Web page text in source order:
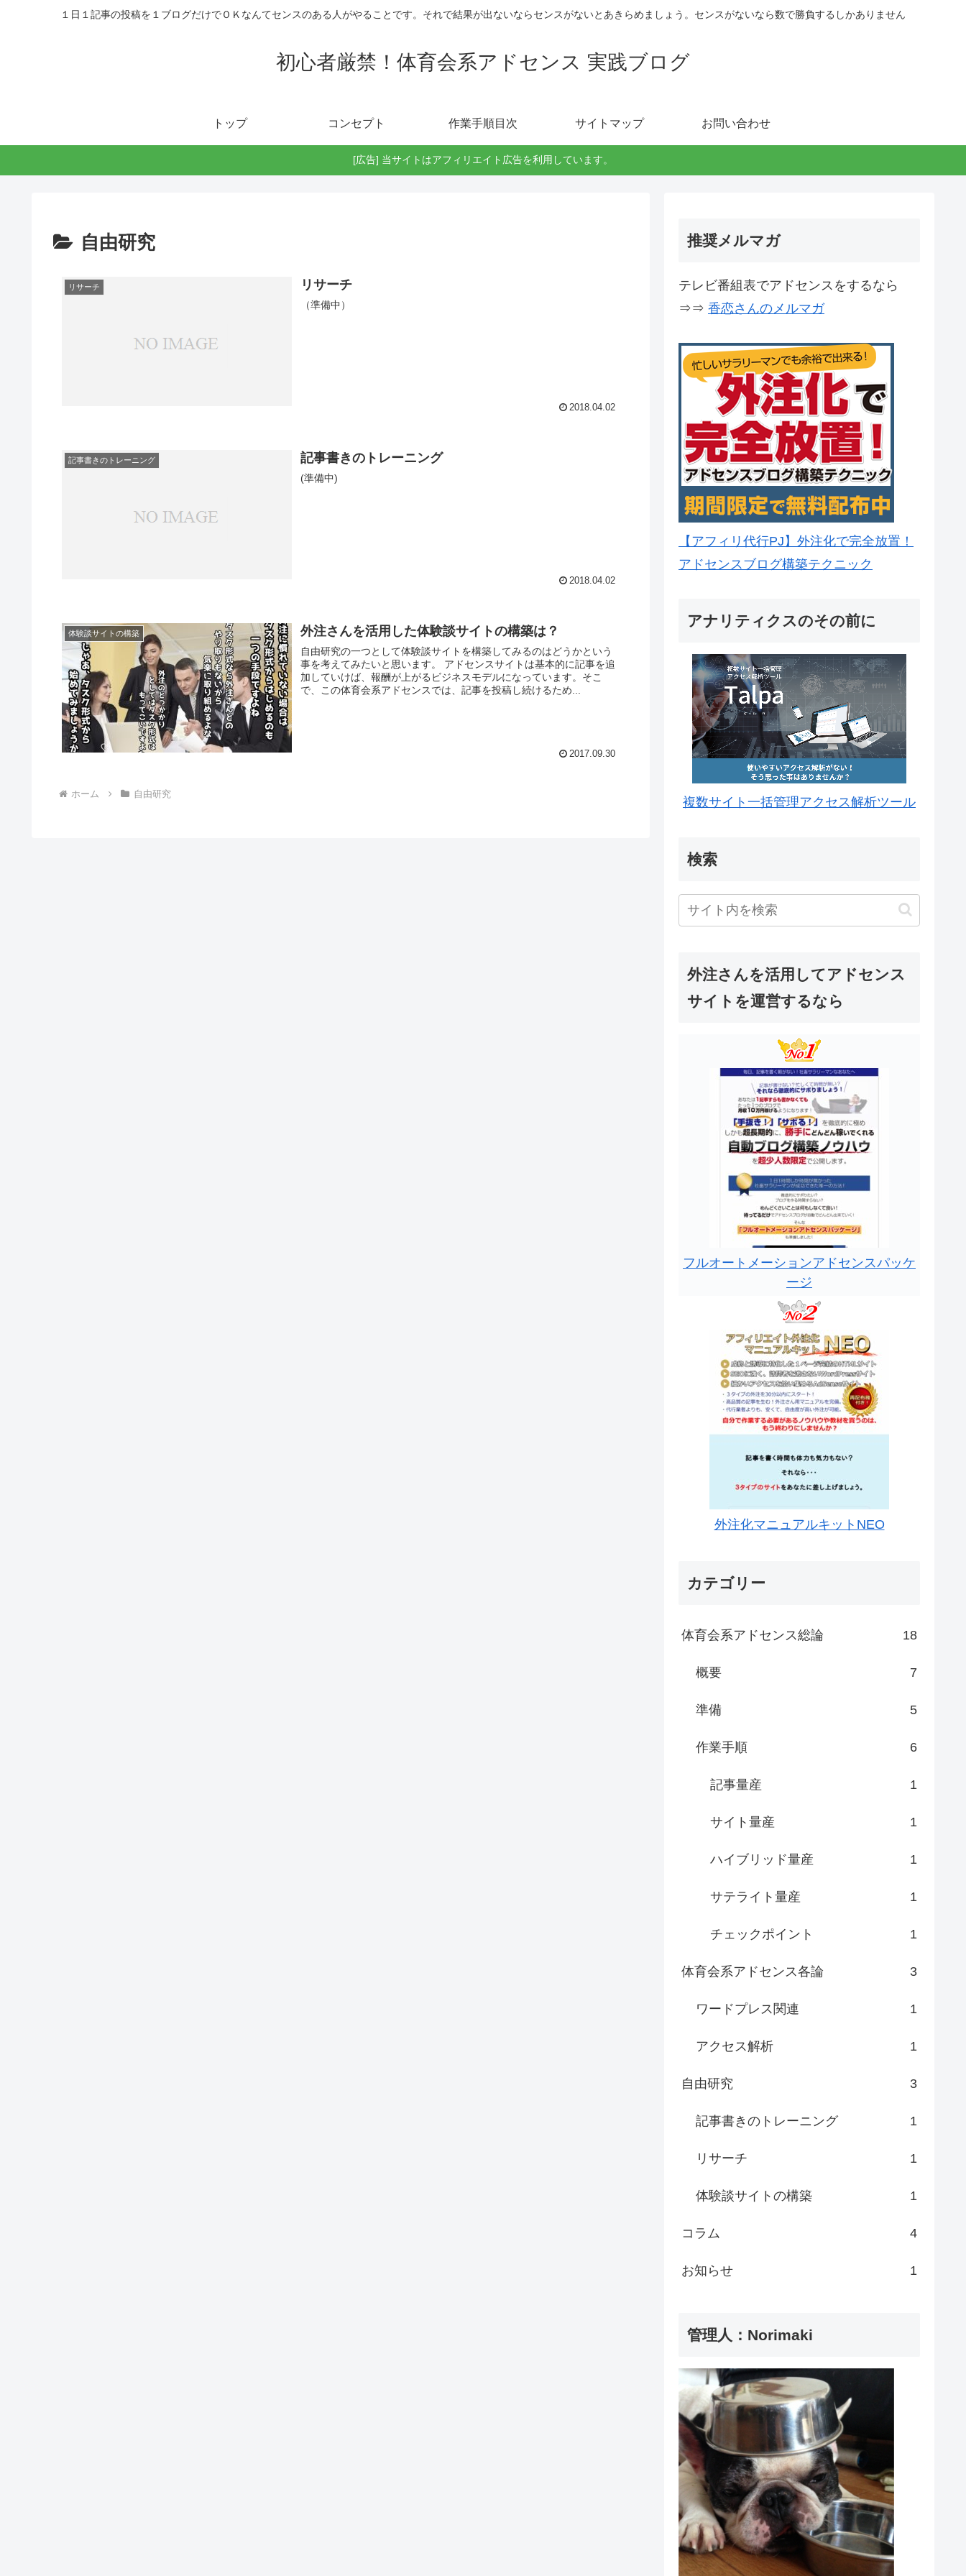
１日１記事の投稿を１ブログだけでＯＫなんてセンスのある人がやることです。それで結果が出ないならセンスがないとあきらめましょう。センスがないなら数で勝負するしかありません
初心者厳禁！体育会系アドセンス 実践ブログ
トップ コンセプト 作業手順目次 サイトマップ お問い合わせ
[広告] 当サイトはアフィリエイト広告を利用しています。
自由研究
リサーチ リサーチ
（準備中）
2018.04.02
記事書きのトレーニング 記事書きのトレーニング
(準備中)
2018.04.02
体験談サイトの構築 外注さんを活用した体験談サイトの構築は？
自由研究の一つとして体験談サイトを構築してみるのはどうかという
事を考えてみたいと思います。 アドセンスサイトは基本的に記事を追
加していけば、報酬が上がるビジネスモデルになっています。そこ
で、この体育会系アドセンスでは、記事を投稿し続けるため...
2017.09.30
ホーム 自由研究
推奨メルマガ
テレビ番組表でアドセンスをするなら
⇒⇒ 香恋さんのメルマガ
【アフィリ代行PJ】外注化で完全放置！
アドセンスブログ構築テクニック
アナリティクスのその前に
複数サイト一括管理アクセス解析ツール
検索
外注さんを活用してアドセンス
サイトを運営するなら
フルオートメーションアドセンスパッケ
ージ
外注化マニュアルキットNEO
カテゴリー
体育会系アドセンス総論 18
概要 7
準備 5
作業手順 6
記事量産 1
サイト量産 1
ハイブリッド量産 1
サテライト量産 1
チェックポイント 1
体育会系アドセンス各論 3
ワードプレス関連 1
アクセス解析 1
自由研究 3
記事書きのトレーニング 1
リサーチ 1
体験談サイトの構築 1
コラム 4
お知らせ 1
管理人：Norimaki